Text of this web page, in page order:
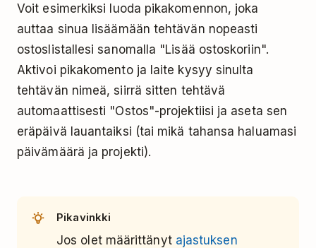
Voit esimerkiksi luoda pikakomennon, joka
auttaa sinua lisäämään tehtävän nopeasti
ostoslistallesi sanomalla "Lisää ostoskoriin".
Aktivoi pikakomento ja laite kysyy sinulta
tehtävän nimeä, siirrä sitten tehtävä
automaattisesti "Ostos"-projektiisi ja aseta sen
eräpäivä lauantaiksi (tai mikä tahansa haluamasi
päivämäärä ja projekti).
Pikavinkki
Jos olet määrittänyt ajastuksen